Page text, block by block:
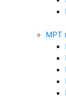
МРТ